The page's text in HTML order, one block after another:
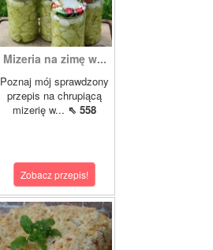
Mizeria na zimę w...
Poznaj mój sprawdzony
przepis na chrupiącą
mizerię w... ⇖ 558
Zobacz przepis!